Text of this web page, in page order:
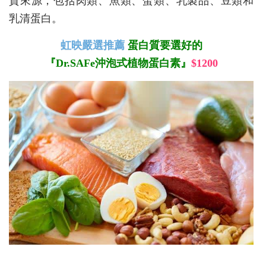
乳清蛋白。
虹映嚴選推薦 蛋白質要選好的
『Dr.SAFe沖泡式植物蛋白素』 $1200